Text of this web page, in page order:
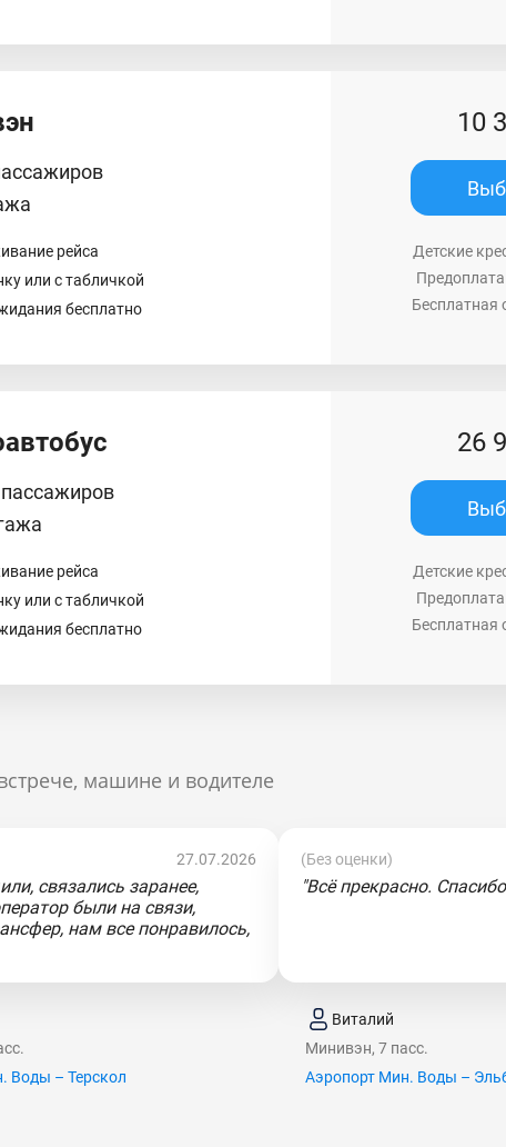
рейса
или с табличкой
бесплатно
10
Детские
Предоплата
Бесплатная
рейса
или с табличкой
бесплатно
26
Детские
Предоплата
Бесплатная
машине и водителе
27.07.2026
связались заранее,
были на связи,
нам все понравилось,
Воды – Терскол
(Без оценки)
"Всё прекрасно.
Виталий
Минивэн, 7 пасс.
Аэропорт Мин. Воды –